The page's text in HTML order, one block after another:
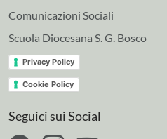
Comunicazioni Sociali
Scuola Diocesana S. G. Bosco
Privacy Policy
Cookie Policy
Seguici sui Social